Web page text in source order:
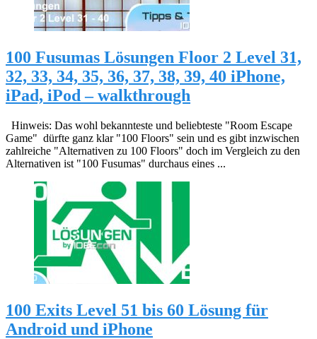
100 Fusumas Lösungen Floor 2 Level 31,
32, 33, 34, 35, 36, 37, 38, 39, 40 iPhone,
iPad, iPod – walkthrough
Hinweis: Das wohl bekannteste und beliebteste "Room Escape
Game" dürfte ganz klar "100 Floors" sein und es gibt inzwischen
zahlreiche "Alternativen zu 100 Floors" doch im Vergleich zu den
Alternativen ist "100 Fusumas" durchaus eines ...
100 Exits Level 51 bis 60 Lösung für
Android und iPhone